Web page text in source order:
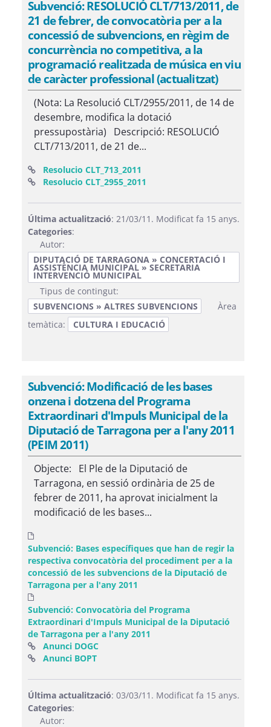
Subvenció: RESOLUCIÓ CLT/713/2011, de
21 de febrer, de convocatòria per a la
concessió de subvencions, en règim de
concurrència no competitiva, a la
programació realitzada de música en viu
de caràcter professional (actualitzat)
(Nota: La Resolució CLT/2955/2011, de 14 de
desembre, modifica la dotació
pressupostària) Descripció: RESOLUCIÓ
CLT/713/2011, de 21 de...
Resolucio CLT_713_2011
Resolucio CLT_2955_2011
Última actualització: 21/03/11. Modificat fa 15 anys.
Categories:
Autor:
DIPUTACIÓ DE TARRAGONA » CONCERTACIÓ I
ASSISTÈNCIA MUNICIPAL » SECRETARIA
INTERVENCIÓ MUNICIPAL
Tipus de contingut:
SUBVENCIONS » ALTRES SUBVENCIONS
Àrea
temàtica:
CULTURA I EDUCACIÓ
Subvenció: Modificació de les bases
onzena i dotzena del Programa
Extraordinari d'Impuls Municipal de la
Diputació de Tarragona per a l'any 2011
(PEIM 2011)
Objecte: El Ple de la Diputació de
Tarragona, en sessió ordinària de 25 de
febrer de 2011, ha aprovat inicialment la
modificació de les bases...
Subvenció: Bases específiques que han de regir la
respectiva convocatòria del procediment per a la
concessió de les subvencions de la Diputació de
Tarragona per a l'any 2011
Subvenció: Convocatòria del Programa
Extraordinari d'Impuls Municipal de la Diputació
de Tarragona per a l'any 2011
Anunci DOGC(Obre una finestra nova)
Anunci BOPT(Obre una finestra nova)
Última actualització: 03/03/11. Modificat fa 15 anys.
Categories:
Autor: